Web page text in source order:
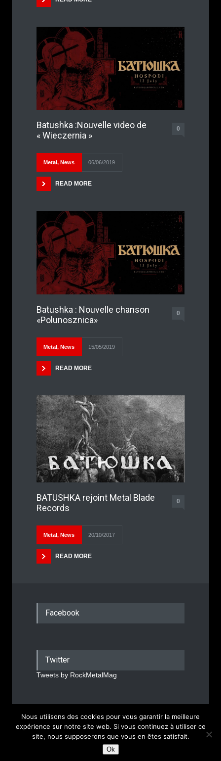
Batushka :Nouvelle video de
« Wieczernia »
0
Metal , News 06/06/2019
READ MORE
Batushka : Nouvelle chanson
«Polunosznica»
0
Metal, News 15/05/2019
READ MORE
BATUSHKA rejoint Metal Blade
Records
0
Metal, News 20/10/2017
READ MORE
Facebook
Twitter
Tweets by RockMetalMag
Rock Metal Mag © 2026
Nous utilisons des cookies pour vous garantir la meilleure
expérience sur notre site web. Si vous continuez à utiliser ce
site, nous supposerons que vous en êtes satisfait.
Ok